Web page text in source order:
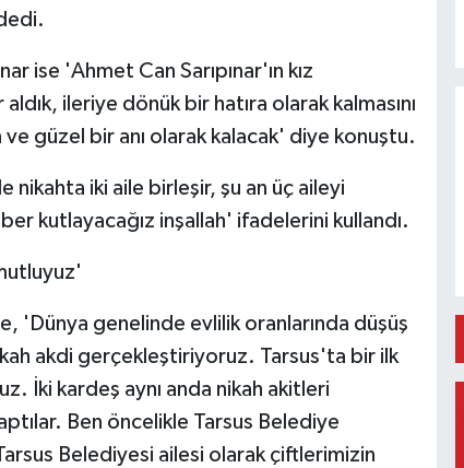
ise 'Ahmet Can Sarıpınar'ın kız
ileriye dönük bir hatıra olarak kalmasını
güzel bir anı olarak kalacak' diye konuştu.
iki aile birleşir, şu an üç aileyi
kutlayacağız inşallah' ifadelerini kullandı.
'Dünya genelinde evlilik oranlarında düşüş
akdi gerçekleştiriyoruz. Tarsus'ta bir ilk
İki kardeş aynı anda nikah akitleri
Ben öncelikle Tarsus Belediye
Belediyesi ailesi olarak çiftlerimizin